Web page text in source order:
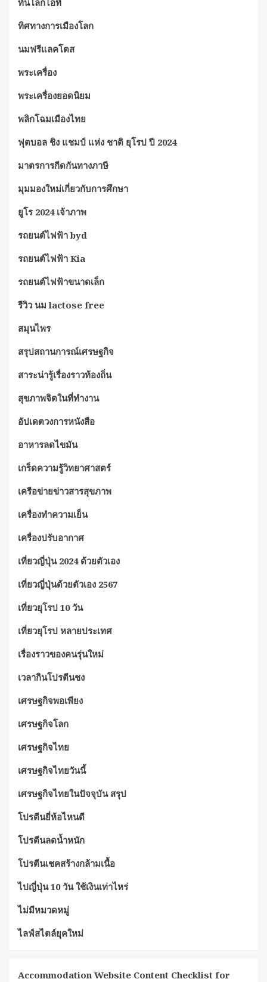
ทิศทางการเมืองโลก
นมฟรีแลคโตส
พระเครื่อง
พระเครื่องยอดนิยม
พลิกโฉมเมืองไทย
ฟุตบอล ชิง แชมป์ แห่ง ชาติ ยุโรป ปี 2024
มาตรการกีดกันทางภาษี
มุมมองใหม่เกี่ยวกับการศึกษา
ยูโร 2024 เจ้าภาพ
รถยนต์ไฟฟ้า byd
รถยนต์ไฟฟ้า Kia
รถยนต์ไฟฟ้าขนาดเล็ก
รีวิว นม lactose free
สมุนไพร
สรุปสถานการณ์เศรษฐกิจ
สาระน่ารู้เรื่องราวท้องถิ่น
สุขภาพจิตในที่ทำงาน
อัปเดตวงการหนังสือ
อาหารลดไขมัน
เกร็ดความรู้วิทยาศาสตร์
เครือข่ายข่าวสารสุขภาพ
เครื่องทำความเย็น
เครื่องปรับอากาศ
เที่ยวญี่ปุ่น 2024 ด้วยตัวเอง
เที่ยวญี่ปุ่นด้วยตัวเอง 2567
เที่ยวยุโรป 10 วัน
เที่ยวยุโรป หลายประเทศ
เรื่องราวของคนรุ่นใหม่
เวลากินโปรตีนชง
เศรษฐกิจพอเพียง
เศรษฐกิจโลก
เศรษฐกิจไทย
เศรษฐกิจไทยวันนี้
เศรษฐกิจไทยในปัจจุบัน สรุป
โปรตีนยี่ห้อไหนดี
โปรตีนลดน้ำหนัก
โปรตีนเชคสร้างกล้ามเนื้อ
ไปญี่ปุ่น 10 วัน ใช้เงินเท่าไหร่
ไม่มีหมวดหมู่
ไลฟ์สไตล์ยุคใหม่
Accommodation Website Content Checklist for